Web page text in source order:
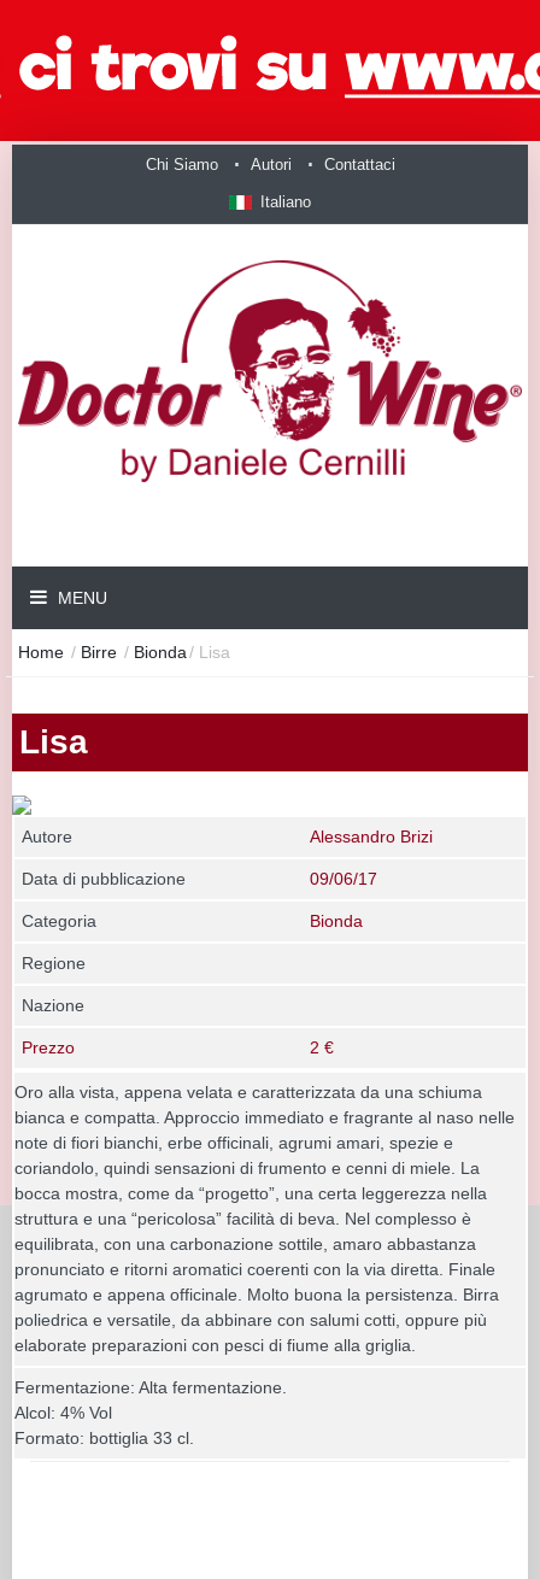
Chi Siamo Autori Contattaci
Italiano
MENU
Home / Birre / Bionda/ Lisa
Lisa
Autore Alessandro Brizi
Data di pubblicazione 09/06/17
Categoria Bionda
Regione
Nazione
Prezzo 2 €
Oro alla vista, appena velata e caratterizzata da una schiuma
bianca e compatta. Approccio immediato e fragrante al naso nelle
note di fiori bianchi, erbe officinali, agrumi amari, spezie e
coriandolo, quindi sensazioni di frumento e cenni di miele. La
bocca mostra, come da “progetto”, una certa leggerezza nella
struttura e una “pericolosa” facilità di beva. Nel complesso è
equilibrata, con una carbonazione sottile, amaro abbastanza
pronunciato e ritorni aromatici coerenti con la via diretta. Finale
agrumato e appena officinale. Molto buona la persistenza. Birra
poliedrica e versatile, da abbinare con salumi cotti, oppure più
elaborate preparazioni con pesci di fiume alla griglia.
Fermentazione: Alta fermentazione.
Alcol: 4% Vol
Formato: bottiglia 33 cl.